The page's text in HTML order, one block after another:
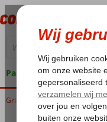
Pakketgarantie
Home
Griekenland Corfu Agios